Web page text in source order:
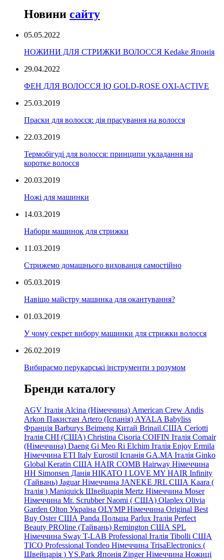
Новини сайту
05.05.2022
НОЖИНИ ДЛЯ СТРИЖКИ ВОЛОССЯ Kedake Японія
29.04.2022
ФЕН ДЛЯ ВОЛОССЯ IQ GOLD-ROSE OXI-ACTIVE
25.03.2019
Праски для волосся: дія прасування на волосся
22.03.2019
Термобігуді для волосся: принципи укладання на
коротке волосся
20.03.2019
Ножі для машинки
14.03.2019
Набори машинок для стрижки
11.03.2019
Стрижемо домашнього вихованця самостійно
05.03.2019
Навіщо майстру машинка для окантування?
01.03.2019
У чому секрет вибору машинки для стрижки волосся
26.02.2019
Вибираємо перукарські інструменти з розумом
Бренди каталогу
AGV Італія Alcina (Німеччина) American Crew Andis
Arkon Пакистан Artero (Іспанія) AYALA Babyliss
Франція Barburys Beimeng Китай Brinail.США Ceriotti
Італія CHI (США) Christina Cisoria COIFIN Італія Comair
(Німеччина) Daeng Gi Meo Ri Elchim Італія Enjoy Ermila
Німеччина ETI Italy Eurostil Іспанія GA.MA Італія Ginko
Global Keratin США HAIR COMB Hairway Німеччина
HH Simonsen Данія HIKATO I LOVE MY HAIR Infinity
(Тайвань) Jaguar Німеччина JANEKE JRL США Kaara (
Італія ) Maniquick Швейцарія Mertz Німеччина Moser
Німеччина Mr. Scrubber Naomi ( США) Olaplex Olivia
Garden Olton Україна OLYMP Німеччина Original Best
Buy Oster США Panda Польща Parlux Італія Perfect
Beauty PROline (Тайвань) Remington США SPL
Німеччина Sway T-LAB Professional Італія Tibolli США
TICO Professional Tondeo Німеччина TrisaElectronics (
Швейцарія ) YS.Park Японія Zinger Німеччина Ножиці